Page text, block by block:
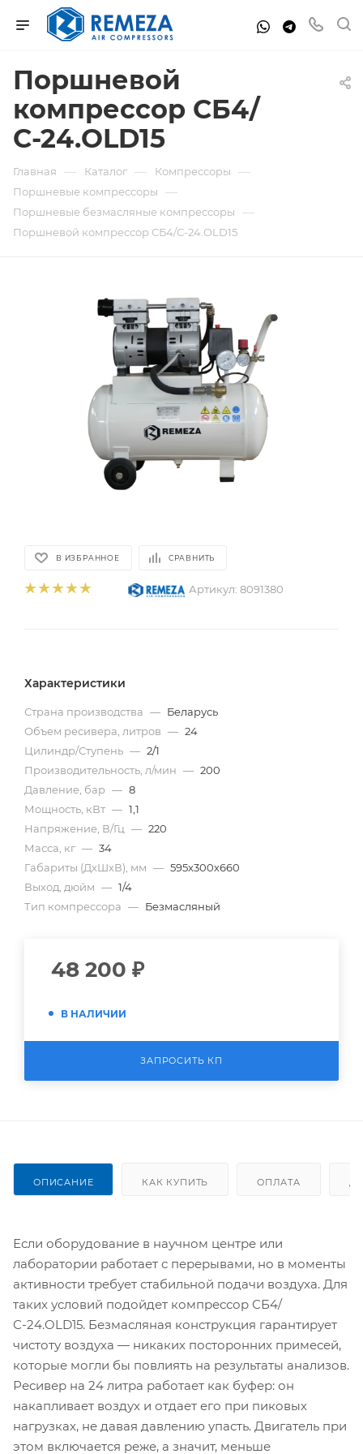
Поршневой
компрессор СБ4/
С-24.OLD15
Главная — Каталог — Компрессоры —
Поршневые компрессоры —
Поршневые безмасляные компрессоры —
Поршневой компрессор СБ4/С-24.OLD15
В ИЗБРАННОЕ СРАВНИТЬ
Артикул: 8091380
Характеристики
Страна производства — Беларусь
Объем ресивера, литров — 24
Цилиндр/Ступень — 2/1
Производительность, л/мин — 200
Давление, бар — 8
Мощность, кВт — 1,1
Напряжение, В/Гц — 220
Масса, кг — 34
Габариты (ДхШхВ), мм — 595х300х660
Выход, дюйм — 1/4
Тип компрессора — Безмасляный
48 200 ₽
В НАЛИЧИИ
ЗАПРОСИТЬ КП
ОПИСАНИЕ КАК КУПИТЬ ОПЛАТА
Если оборудование в научном центре или
лаборатории работает с перерывами, но в моменты
активности требует стабильной подачи воздуха. Для
таких условий подойдет компрессор СБ4/
С-24.OLD15. Безмасляная конструкция гарантирует
чистоту воздуха — никаких посторонних примесей,
которые могли бы повлиять на результаты анализов.
Ресивер на 24 литра работает как буфер: он
накапливает воздух и отдает его при пиковых
нагрузках, не давая давлению упасть. Двигатель при
этом включается реже, а значит, меньше